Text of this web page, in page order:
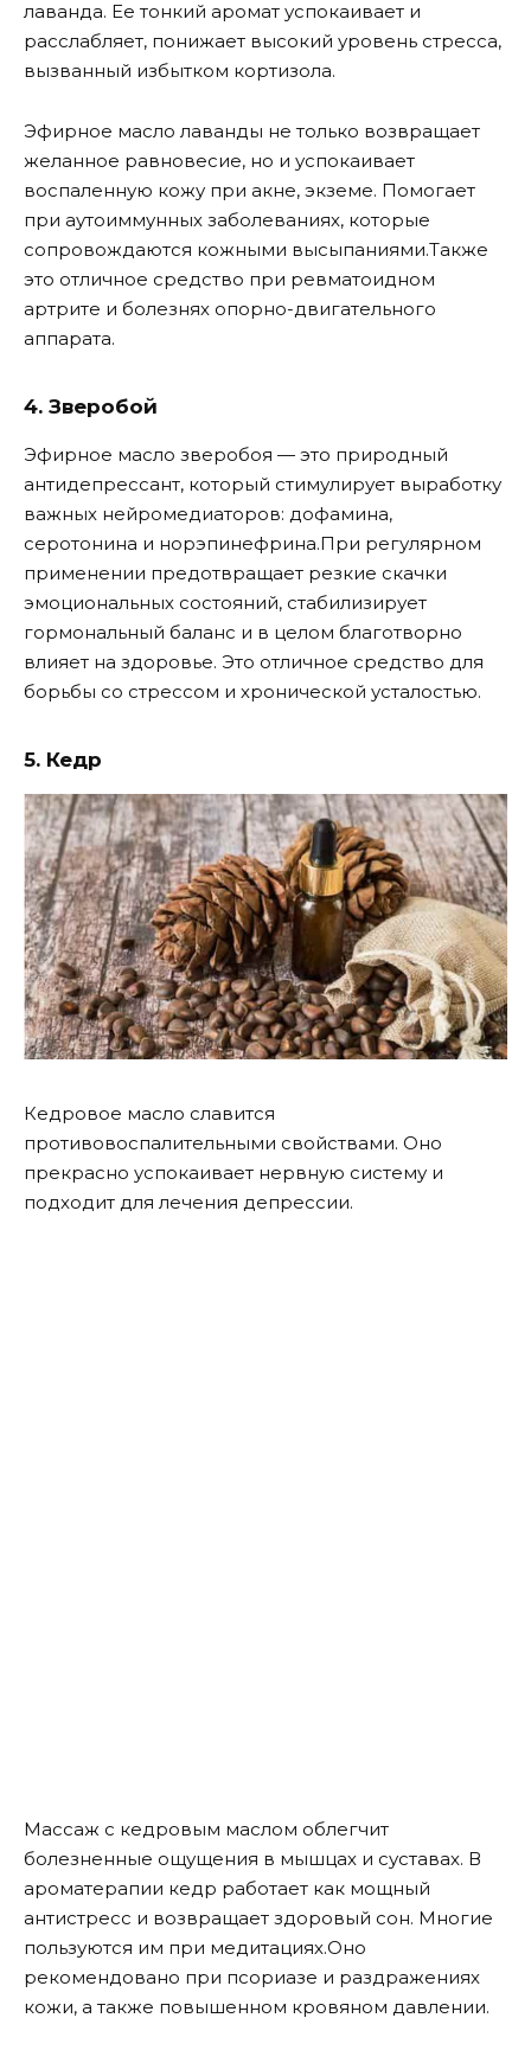
лаванда. Ее тонкий аромат успокаивает и
расслабляет, понижает высокий уровень стресса,
вызванный избытком кортизола.
Эфирное масло лаванды не только возвращает
желанное равновесие, но и успокаивает
воспаленную кожу при акне, экземе. Помогает
при аутоиммунных заболеваниях, которые
сопровождаются кожными высыпаниями.Также
это отличное средство при ревматоидном
артрите и болезнях опорно-двигательного
аппарата.
4. Зверобой
Эфирное масло зверобоя — это природный
антидепрессант, который стимулирует выработку
важных нейромедиаторов: дофамина,
серотонина и норэпинефрина.При регулярном
применении предотвращает резкие скачки
эмоциональных состояний, стабилизирует
гормональный баланс и в целом благотворно
влияет на здоровье. Это отличное средство для
борьбы со стрессом и хронической усталостью.
5. Кедр
Кедровое масло славится
противовоспалительными свойствами. Оно
прекрасно успокаивает нервную систему и
подходит для лечения депрессии.
Массаж с кедровым маслом облегчит
болезненные ощущения в мышцах и суставах. В
ароматерапии кедр работает как мощный
антистресс и возвращает здоровый сон. Многие
пользуются им при медитациях.Оно
рекомендовано при псориазе и раздражениях
кожи, а также повышенном кровяном давлении.